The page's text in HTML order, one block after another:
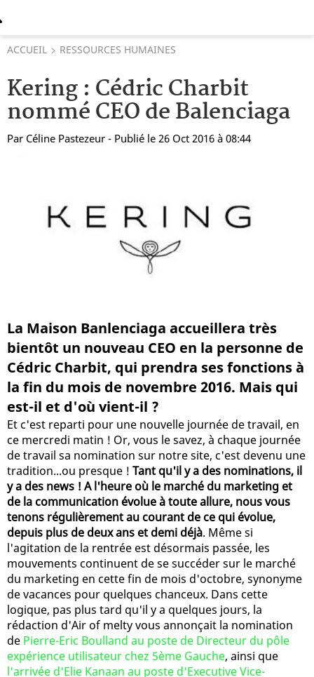
ACCUEIL RESSOURCES HUMAINES
Kering : Cédric Charbit
nommé CEO de Balenciaga
Par Céline Pastezeur - Publié le 26 Oct 2016 à 08:44
La Maison Banlenciaga accueillera très
bientôt un nouveau CEO en la personne de
Cédric Charbit, qui prendra ses fonctions à
la fin du mois de novembre 2016. Mais qui
est-il et d'où vient-il ?
Et c'est reparti pour une nouvelle journée de travail, en
ce mercredi matin ! Or, vous le savez, à chaque journée
de travail sa nomination sur notre site, c'est devenu une
tradition...ou presque ! Tant qu'il y a des nominations, il
y a des news ! A l'heure où le marché du marketing et
de la communication évolue à toute allure, nous vous
tenons régulièrement au courant de ce qui évolue,
depuis plus de deux ans et demi déjà. Même si
l'agitation de la rentrée est désormais passée, les
mouvements continuent de se succéder sur le marché
du marketing en cette fin de mois d'octobre, synonyme
de vacances pour quelques chanceux. Dans cette
logique, pas plus tard qu'il y a quelques jours, la
rédaction d'Air of melty vous annonçait la nomination
de Pierre-Eric Boulland au poste de Directeur du pôle
expérience utilisateur chez 5ème Gauche, ainsi que
l'arrivée d'Elie Kanaan au poste d'Executive Vice-